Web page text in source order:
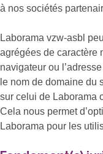
à nos sociétés
Laborama vzw-asbl
agrégées de caractère
navigateur ou
le nom de domaine du
sur celui de Laborama
Cela nous permet
Laborama pour les